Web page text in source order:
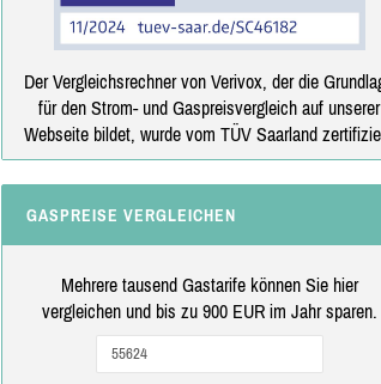
Der Vergleichsrechner von Verivox, der die
für den Strom- und Gaspreisvergleich auf unserer
Webseite bildet, wurde vom TÜV Saarland
GASPREISE VERGLEICHEN
Mehrere tausend Gastarife können Sie hier
vergleichen und bis zu 900 EUR im Jahr sparen.